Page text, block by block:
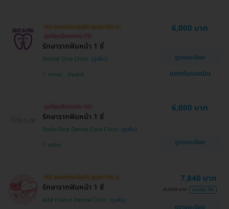
HD ออกค่าประเมินให้! สูงสุด 500 บ.
ถูกที่สุดเมื่อจองกับ HD
รักษารากฟันหน้า 1 ซี่
Dental One Clinic
บางเขน , ปทุมธานี
6,000 บาท
ดูรายละเอียด
แชทกับแอดมิน
ถูกที่สุดเมื่อจองกับ HD
รักษารากฟันหน้า 1 ซี่
Smile One Dental Care Clinic
จตุจักร
6,000 บาท
ดูรายละเอียด
HD ออกค่าประเมินให้! สูงสุด 500 บ.
รักษารากฟันหน้า 1 ซี่
Add Friend Dental Clinic
7,840 บาท
8,000 บาท ประหยัด 2%
ดูรายละเอียด